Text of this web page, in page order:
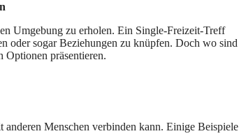
Umgebung zu erholen. Ein Single-Freizeit-Treff
oder sogar Beziehungen zu knüpfen. Doch wo sind
Optionen präsentieren.
anderen Menschen verbinden kann. Einige Beispiele